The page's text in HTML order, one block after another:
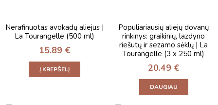
Nerafinuotas avokadų aliejus |
La Tourangelle (500 ml)
15.89 €
Į KREPŠELĮ
Populiariausių aliejų dovanų
rinkinys: graikinių, lazdyno
riešutų ir sezamo sėklų | La
Tourangelle (3 x 250 ml)
20.49 €
DAUGIAU